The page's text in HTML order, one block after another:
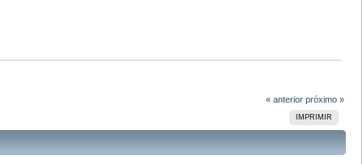
« anterior próximo »
IMPRIMIR